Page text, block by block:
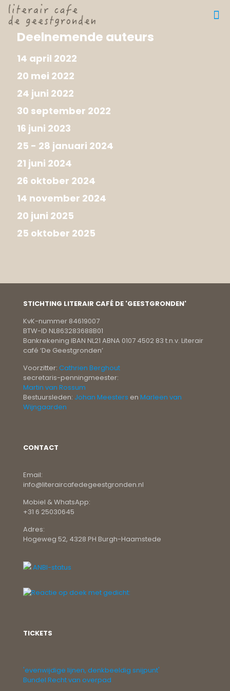
Deelnemende auteurs
14 april 2022
20 mei 2022
24 juni 2022
30 september 2022
16 juni 2023
25 - 28 januari 2024
21 juni 2024
26 oktober 2024
14 november 2024
20 juni 2025
25 oktober 2025
STICHTING LITERAIR CAFÉ DE 'GEESTGRONDEN'
KvK-nummer 84619007
BTW-ID NL863283688B01
Bankrekening IBAN NL21 ABNA 0107 4502 83 t.n.v. Literair
café ‘De Geestgronden’
Voorzitter: Cathrien Berghout
secretaris-penningmeester:
Martin van Rossum
Bestuursleden: Johan Meesters en Marleen van
Wijngaarden
CONTACT
Email:
info@literaircafedegeestgronden.nl
Mobiel & WhatsApp:
+31 6 25030645
Adres:
Hogeweg 52, 4328 PH Burgh-Haamstede
ANBI-status
TICKETS
'evenwijdige lijnen, denkbeeldig snijpunt'
Bundel Recht van overpad